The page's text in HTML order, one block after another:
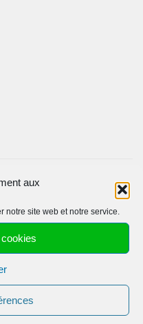
aux
notre site web et notre service.
a-la-plancha.eu